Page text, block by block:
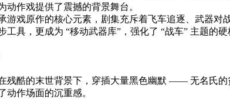
动作戏提供了震撼的背景舞台。
游戏原作的核心元素，剧集充斥着飞车追逐、武器
工具，更成为 “移动武器库”，强化了 “战车” 主题的硬
在残酷的末世背景下，穿插大量黑色幽默 —— 无名氏
动作场面的沉重感。